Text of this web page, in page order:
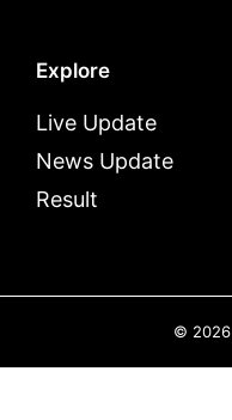
Explore
Live Update
News Update
Result
© 2026